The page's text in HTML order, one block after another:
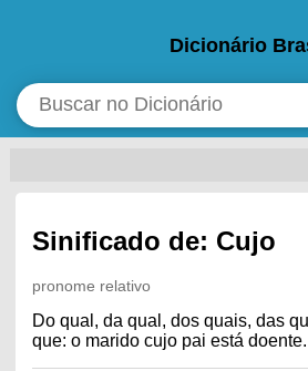
Dicionário
Sinificado de: Cujo
pronome relativo
Do qual, da qual, dos quais, das
que: o marido cujo pai está doente.